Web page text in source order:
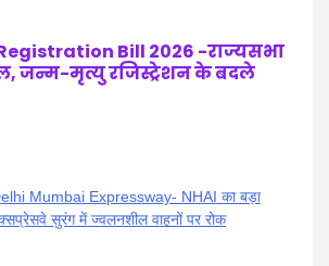
Bill 2026 -राज्यसभा
जन्म-मृत्यु रजिस्ट्रेशन के बदले